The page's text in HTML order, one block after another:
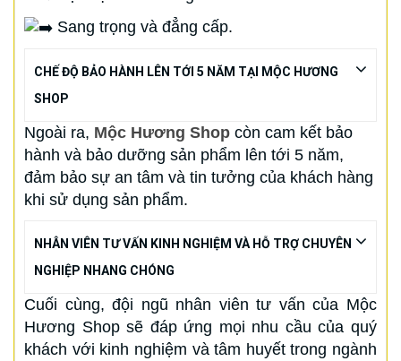
Sang trọng và đẳng cấp.
CHẾ ĐỘ BẢO HÀNH LÊN TỚI 5 NĂM TẠI MỘC HƯƠNG
SHOP
Ngoài ra, Mộc Hương Shop còn cam kết bảo
hành và bảo dưỡng sản phẩm lên tới 5 năm,
đảm bảo sự an tâm và tin tưởng của khách hàng
khi sử dụng sản phẩm.
NHÂN VIÊN TƯ VẤN KINH NGHIỆM VÀ HỖ TRỢ CHUYÊN
NGHIỆP NHANG CHÓNG
Cuối cùng, đội ngũ nhân viên tư vấn của Mộc
Hương Shop sẽ đáp ứng mọi nhu cầu của quý
khách với kinh nghiệm và tâm huyết trong ngành